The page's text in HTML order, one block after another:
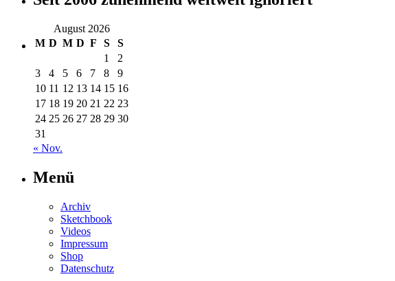
August 2026
M D M D F S
S
1
2
3
4 5 6 7 8
9
10 11 12 13 14 15 16
17 18 19 20 21 22 23
24 25 26 27 28 29 30
31
« Nov.
Menü
Archiv
Sketchbook
Videos
Impressum
Shop
Datenschutz